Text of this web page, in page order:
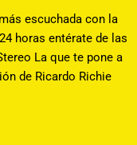
escuchada con la
horas entérate de las
La que te pone a
de Ricardo Richie